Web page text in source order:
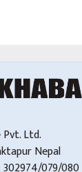
Ltd.
Nepal